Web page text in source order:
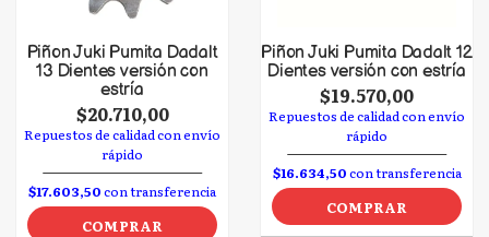
Piñon Juki Pumita Dadalt
13 Dientes versión con
estría
$20.710,00
Repuestos de calidad con envío
rápido
$17.603,50con transferencia
COMPRAR
Piñon Juki Pumita Dadalt 12
Dientes versión con estría
$19.570,00
Repuestos de calidad con envío
rápido
$16.634,50con transferencia
COMPRAR